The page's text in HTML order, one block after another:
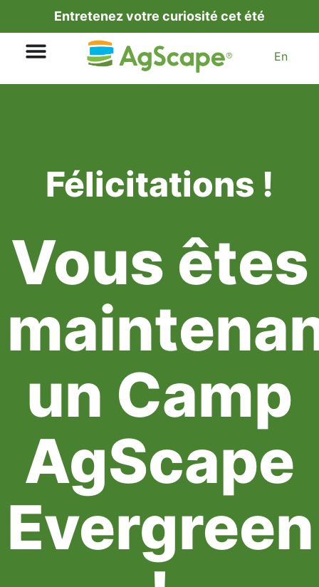
Entretenez votre curiosité cet été
En
Félicitations !
Vous êtes
un Camp
AgScape
Evergreen